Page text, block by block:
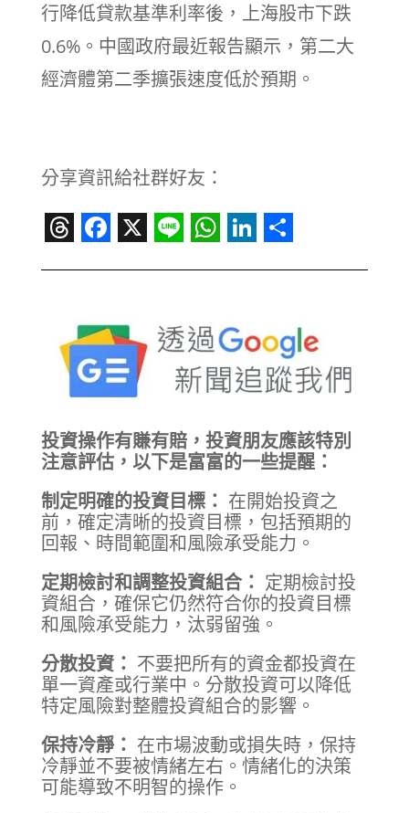
行降低貸款基準利率後，上海股市下跌
0.6%。中國政府最近報告顯示，第二大
經濟體第二季擴張速度低於預期。
分享資訊給社群好友：
投資操作有賺有賠，投資朋友應該特別
注意評估，以下是富富的一些提醒：
制定明確的投資目標： 在開始投資之
前，確定清晰的投資目標，包括預期的
回報、時間範圍和風險承受能力。
定期檢討和調整投資組合： 定期檢討投
資組合，確保它仍然符合你的投資目標
和風險承受能力，汰弱留強。
分散投資： 不要把所有的資金都投資在
單一資產或行業中。分散投資可以降低
特定風險對整體投資組合的影響。
保持冷靜： 在市場波動或損失時，保持
冷靜並不要被情緒左右。情緒化的決策
可能導致不明智的操作。